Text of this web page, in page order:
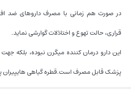
در صورت هم زمانی با مصرف داروهای ضد
قراری، حالت تهوع و اختلالات گوارشی نماید.
این دارو درمان کننده میگرن نبوده، بلکه
پزشک قابل مصرف است.قطره گیاهی هایپیران